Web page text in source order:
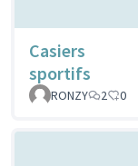
Casiers
sportifs
RONZY
2 0